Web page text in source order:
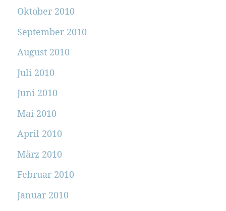
Oktober 2010
September 2010
August 2010
Juli 2010
Juni 2010
Mai 2010
April 2010
März 2010
Februar 2010
Januar 2010